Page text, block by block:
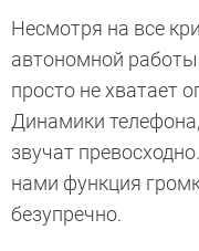
Несмотря на все
автономной
просто не хватает
Динамики
звучат
нами функция
безупречно.